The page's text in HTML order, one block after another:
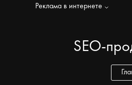
Реклама в интернете
SEO-